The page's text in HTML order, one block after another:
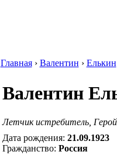
Главная› Валентин › Елькин
Валентин
Летчик истребитель,
Дата рождения: 21.09.1923
Гражданство: Россия